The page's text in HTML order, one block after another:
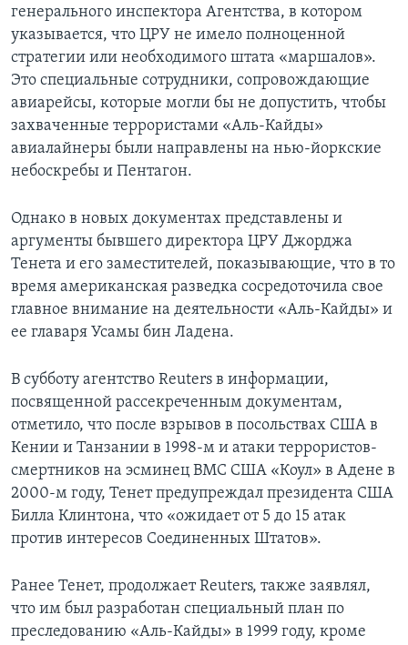
генерального инспектора Агентства, в котором
указывается, что ЦРУ не имело полноценной
стратегии или необходимого штата «маршалов».
Это специальные сотрудники, сопровождающие
авиарейсы, которые могли бы не допустить, чтобы
захваченные террористами «Аль-Кайды»
авиалайнеры были направлены на нью-йоркские
небоскребы и Пентагон.
Однако в новых документах представлены и
аргументы бывшего директора ЦРУ Джорджа
Тенета и его заместителей, показывающие, что в то
время американская разведка сосредоточила свое
главное внимание на деятельности «Аль-Кайды» и
ее главаря Усамы бин Ладена.
В субботу агентство Reuters в информации,
посвященной рассекреченным документам,
отметило, что после взрывов в посольствах США в
Кении и Танзании в 1998-м и атаки террористов-
смертников на эсминец ВМС США «Коул» в Адене в
2000-м году, Тенет предупреждал президента США
Билла Клинтона, что «ожидает от 5 до 15 атак
против интересов Соединенных Штатов».
Ранее Тенет, продолжает Reuters, также заявлял,
что им был разработан специальный план по
преследованию «Аль-Кайды» в 1999 году, кроме